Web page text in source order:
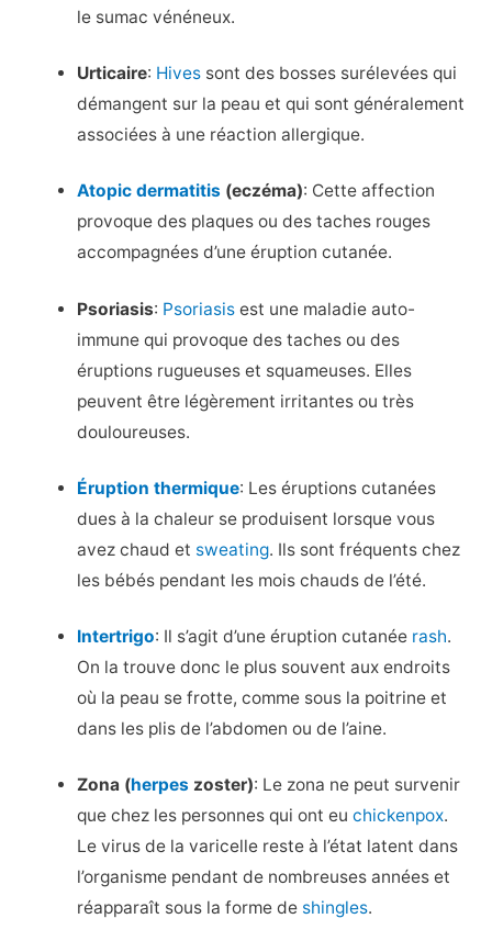
le sumac vénéneux.
Urticaire: Hives sont des bosses surélevées qui
démangent sur la peau et qui sont généralement
associées à une réaction allergique.
Atopic dermatitis (eczéma): Cette affection
provoque des plaques ou des taches rouges
accompagnées d’une éruption cutanée.
Psoriasis: Psoriasis est une maladie auto-
immune qui provoque des taches ou des
éruptions rugueuses et squameuses. Elles
peuvent être légèrement irritantes ou très
douloureuses.
Éruption thermique: Les éruptions cutanées
dues à la chaleur se produisent lorsque vous
avez chaud et sweating. Ils sont fréquents chez
les bébés pendant les mois chauds de l’été.
Intertrigo: Il s’agit d’une éruption cutanée rash.
On la trouve donc le plus souvent aux endroits
où la peau se frotte, comme sous la poitrine et
dans les plis de l’abdomen ou de l’aine.
Zona (herpes zoster): Le zona ne peut survenir
que chez les personnes qui ont euchickenpox.
Le virus de la varicelle reste à l’état latent dans
l’organisme pendant de nombreuses années et
réapparaît sous la forme de shingles.